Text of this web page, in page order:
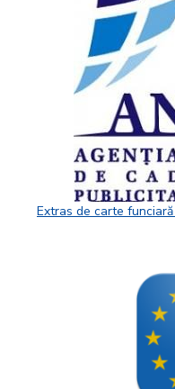
Extras de carte